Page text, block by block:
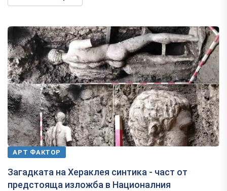
АРТ ФАКТОР
Загадката на Хераклея синтика - част от
предстояща изложба в Националния